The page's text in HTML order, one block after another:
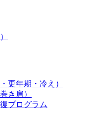
更年期・冷え）
き肩）
プログラム